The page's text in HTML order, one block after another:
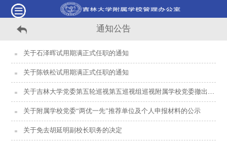
通知公告
关于石泽晖试用期满正式任职的通知
关于陈铁松试用期满正式任职的通知
关于吉林大学党委第五轮巡视第五巡视组巡视附属学校党委撤出的公告
关于附属学校党委“两优一先”推荐单位及个人申报材料的公示
关于免去胡延明副校长职务的决定